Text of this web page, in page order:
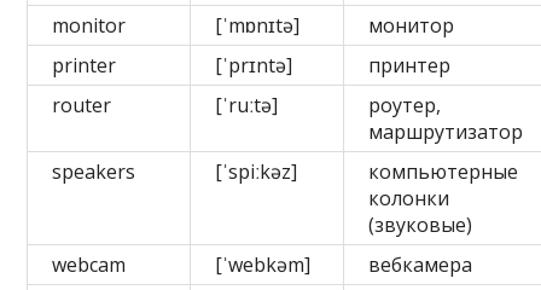
monitor [ˈmɒnɪtə]
монитор
printer
[ˈprɪntə]
принтер
router
[ˈruːtə]
роутер,
маршрутизатор
speakers
[ˈspiːkəz]
компьютерные
колонки
(звуковые)
webcam
[ˈwebkəm]
вебкамера